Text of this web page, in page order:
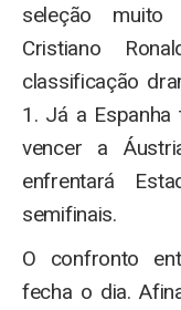
seleção muito
Cristiano
classificação
1. Já a Espanha
vencer a
enfrentará
semifinais.
O confronto
fecha o dia.